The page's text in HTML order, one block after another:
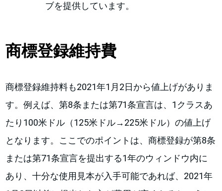
ブを提供しています。
商標登録維持費
商標登録維持料も2021年1月2日から値上げがありま
す。例えば、第8条または第71条宣言は、1クラスあ
たり100米ドル（125米ドル→225米ドル）の値上げ
となります。ここでのポイントは、商標登録が第8条
または第71条宣言を提出する1年のウィンドウ内に
あり、十分な使用見本が入手可能であれば、2021年